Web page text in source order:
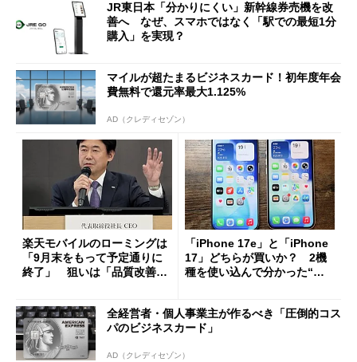
JR東日本「分かりにくい」新幹線券売機を改
善へ なぜ、スマホではなく「駅での最短1分
購入」を実現？
マイルが超たまるビジネスカード！初年度年会
費無料で還元率最大1.125%
AD（クレディセゾン）
楽天モバイルのローミングは
「9月末をもって予定通りに
終了」 狙いは「品質改善」
も
「iPhone 17e」と「iPhone
17」どちらが買いか？ 2機
種を使い込んで分かった“ス
全経営者・個人事業主が作るべき「圧倒的コス
パのビジネスカード」
AD（クレディセゾン）